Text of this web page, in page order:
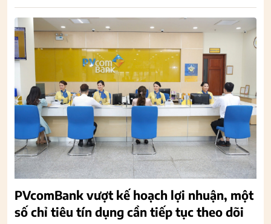
PVcomBank vượt kế hoạch lợi nhuận, một
số chỉ tiêu tín dụng cần tiếp tục theo dõi